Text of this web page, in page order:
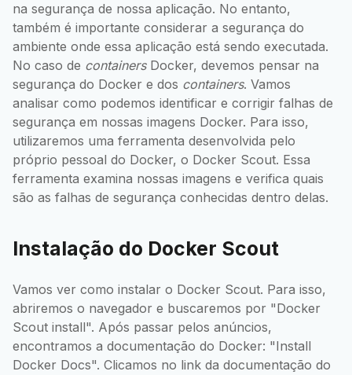
na segurança de nossa aplicação. No entanto,
também é importante considerar a segurança do
ambiente onde essa aplicação está sendo executada.
No caso de containersDocker, devemos pensar na
segurança do Docker e dos containers. Vamos
analisar como podemos identificar e corrigir falhas de
segurança em nossas imagens Docker. Para isso,
utilizaremos uma ferramenta desenvolvida pelo
próprio pessoal do Docker, o Docker Scout. Essa
ferramenta examina nossas imagens e verifica quais
são as falhas de segurança conhecidas dentro delas.
Instalação do Docker Scout
Vamos ver como instalar o Docker Scout. Para isso,
abriremos o navegador e buscaremos por "Docker
Scout install". Após passar pelos anúncios,
encontramos a documentação do Docker: "Install
Docker Docs". Clicamos no link da documentação do